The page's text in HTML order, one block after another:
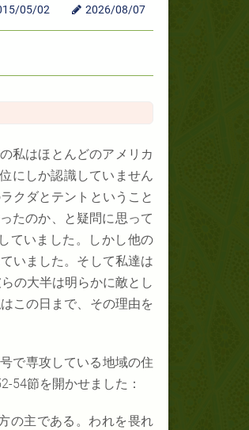
05/02 2026/08/07
私はほとんどのアメリカ
にしか認識していません
クダとテントということ
たのか、と疑問に思って
ていました。しかし他の
いました。そして私達は
の大半は明らかに敵とし
この日まで、その理由を
で専攻している地域の住
54節を開かせました：
の主である。われを畏れ